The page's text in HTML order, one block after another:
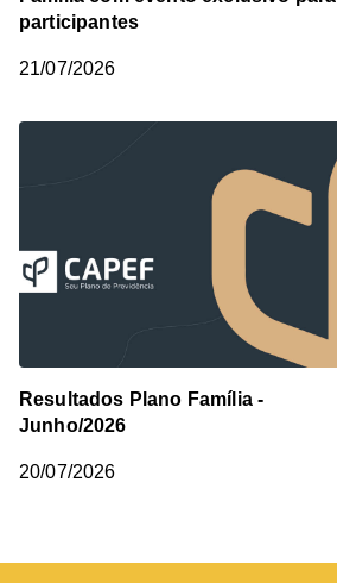
participantes
21/07/2026
Resultados Plano Família -
Junho/2026
20/07/2026